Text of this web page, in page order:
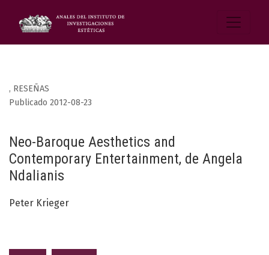
, RESEÑAS
Neo-Baroque Aesthetics and
Contemporary Entertainment, de Angela
Ndalianis
Publicado 2012-08-23
Peter Krieger